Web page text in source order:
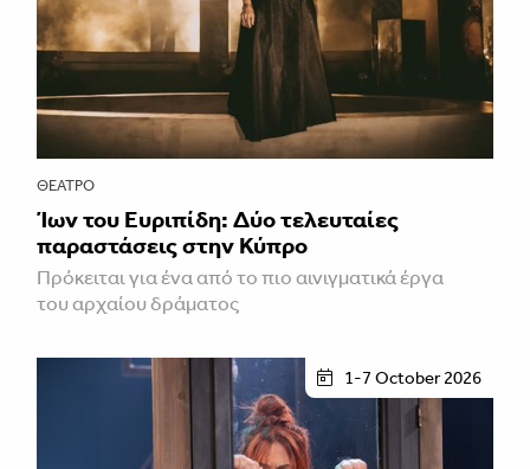
ΘΈΑΤΡΟ
Ίων του Ευριπίδη: Δύο τελευταίες
παραστάσεις στην Κύπρο
Πρόκειται για ένα από το πιο αινιγματικά έργα
του αρχαίου δράματος
1-7 October 2026